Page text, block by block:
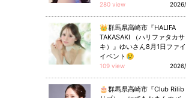
280 view
👑群馬県高崎市『HALIFA
TAKASAKI （ハリファタカサ
キ）』ゆいさん8月1日ファ
イベント😢
109 view
🎂群馬県高崎市『Club Rilib